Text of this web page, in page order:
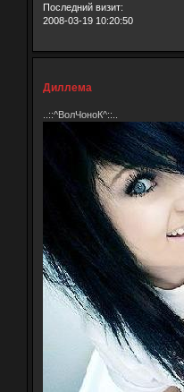
Последний визит:
2008-03-19 10:20:50
Диллема
..::^ВолЧоноК^::..